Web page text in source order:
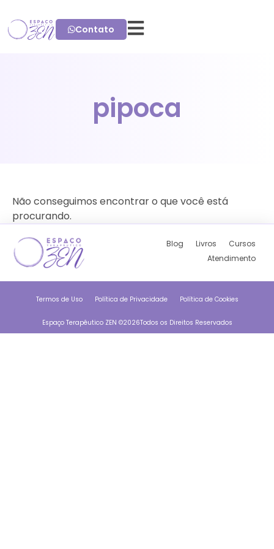
Contato
pipoca
Não conseguimos encontrar o que você está
procurando.
Blog Livros
Cursos
Atendimento
Termos de Uso Política de Privacidade Política de Cookies
Espaço Terapêutico ZEN ©2026Todos os Direitos Reservados